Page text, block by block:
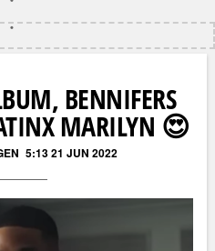
BENNIFERS
MARILYN 😍
5:13 21 JUN 2022